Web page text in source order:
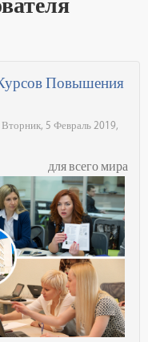
Повышения
Вторник, 5 Февраль 2019,
для всего мира